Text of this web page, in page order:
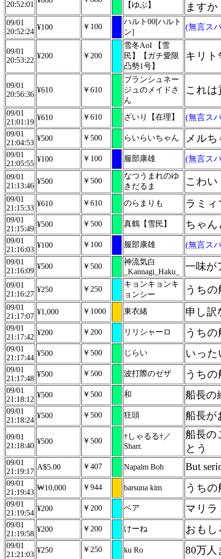
20:52:01 【ゆぶ】 ますか
09/01
20:52:24
¥100 ￥100
ハルト00[ハルト
ン]
(無言ス
09/01
20:53:22
¥200 ￥200
雪冬AoI 【雪
民】【ガチ愛限
凸勢1号】
キリ
09/01
20:56:36
¥610 ￥610
ブランシュネー
ジュのメイドさ
ん
これ
09/01
21:01:19
¥610 ￥610 ざいり【在理】 (無言ス
09/01
21:04:53
¥500 ￥500 らいらいちゃん メル
09/01
21:05:55
¥100 ￥100 服部康雄 (無言ス
09/01
21:13:46
¥500 ￥500
なつうまれのゆ
きだるま
こわい
09/01
21:15:33
¥610 ￥610 のらまりも ラミ
09/01
21:15:49
¥500 ￥500 真鶴【雪民】 ちゃん
09/01
21:16:03
¥100 ￥100 服部康雄 (無言ス
09/01
21:16:09
¥500 ￥500
神流気白
_Kannagi_Haku_
一味が
09/01
21:16:27
¥250 ￥250
キョンキョンキ
ョンシー
うち
09/01
21:17:07
¥1,000 ￥1000 東衣緒 申し訳
09/01
21:17:42
¥200 ￥200 リリシャーロ うち
09/01
21:17:44
¥500 ￥500 じらい いった
09/01
21:17:48
¥500 ￥500 波打際のゼザ うち
09/01
21:18:12
¥500 ￥500 和 船長の
09/01
21:18:24
¥500 ￥500 狂頭 船長が
09/01
21:18:40
¥500 ￥500
†しゃるる†／
Sharr.
船長の
とう
09/01
21:19:17
A$5.00 ￥407 Napalm Bob But
09/01
21:19:43
₩10,000 ￥944 barsuna kim うち
09/01
21:19:54
¥200 ￥200 ベア マリラ
09/01
21:19:58
¥200 ￥200 けーね おも
09/01
21:21:03
¥250 ￥250 ku Ro 80万